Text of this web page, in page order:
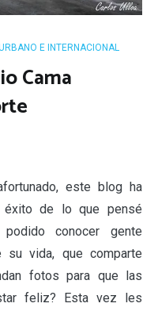
E INTERNACIONAL
Cama
este blog ha
éxito de lo que pensé
conocer gente
su vida, que comparte
fotos para que las
feliz? Esta vez les